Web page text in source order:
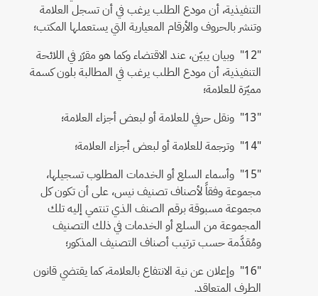
التنفيذية، أن مودع الطلب يرغب في أن تسجل العلامة
وتنشر بالحروف والأرقام المعيارية التي يستعملها المكتب؛
"12" وبيان يبيّن، عند الاقتضاء وكما هو مقرّر في اللائحة
التنفيذية، أن مودع الطلب يرغب في المطالبة بلون كسمة
مميّزة للعلامة؛
"13" ونقل حرفي للعلامة أو لبعض أجزاء العلامة؛
"14" وترجمة للعلامة أو لبعض أجزاء العلامة؛
"15" وأسماء السلع أو الخدمات المطلوب تسجيلها،
مجموعة وفقاً لأصناف تصنيف نيس، على أن تكون كل
مجموعة مسبوقة برقم الصنف الذي تنتمي إليه تلك
المجموعة من السلع أو الخدمات في ذلك التصنيف
ومُقدَّمة حسب ترتيب أصناف التصنيف المذكور؛
"16" وإعلان عن نية الانتفاع بالعلامة، كما يقتضي قانون
الطرف المتعاقد.